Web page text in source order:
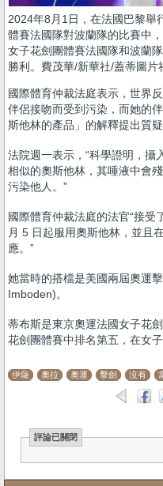
2024年8月1日，在法國巴黎舉
體賽法國隊對波蘭隊的比賽中
女子花劍團體賽法國隊和波蘭
勝利。費茂華/新華社/蓋蒂圖片
國際體育仲裁法庭表示，世界
伴侶接吻而受到污染，而她的
斯他林的產品」的解釋提出質疑
法院週一表示，“科學證明，攝
相似的奧斯他林，其唾液中會
污染他人。”
國際體育仲裁法庭的法官“接受
月 5 日起服用奧斯他林，並且
應。”
她當時的搭檔是美國兩屆奧運
Imboden)。
蒂布斯是東京奧運法國女子花
花劍團體賽中排名第五，在女
伊薩 奧拉 奧運 擊劍 沒有
評論已關閉